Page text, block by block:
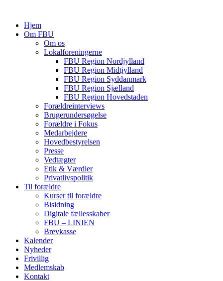
Hjem
Om FBU
Om os
Lokalforeningerne
FBU Region Nordjylland
FBU Region Midtjylland
FBU Region Syddanmark
FBU Region Sjælland
FBU Region Hovedstaden
Forældreinterviews
Brugerundersøgelse
Forældre i Fokus
Medarbejdere
Hovedbestyrelsen
Presse
Vedtægter
Etik & Værdier
Privatlivspolitik
Til forældre
Kurser til forældre
Bisidning
Digitale fællesskaber
FBU – LINIEN
Brevkasse
Kalender
Nyheder
Frivillig
Medlemskab
Kontakt